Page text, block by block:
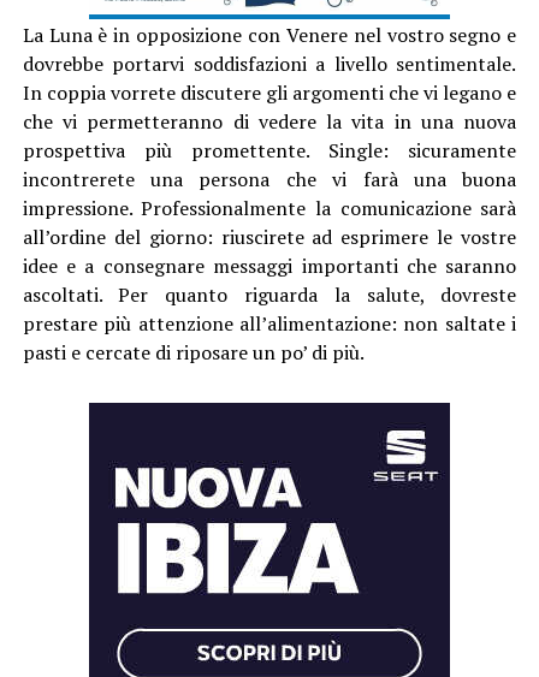
La Luna è in opposizione con Venere nel vostro segno e
dovrebbe portarvi soddisfazioni a livello sentimentale.
In coppia vorrete discutere gli argomenti che vi legano e
che vi permetteranno di vedere la vita in una nuova
prospettiva più promettente. Single: sicuramente
incontrerete una persona che vi farà una buona
impressione. Professionalmente la comunicazione sarà
all’ordine del giorno: riuscirete ad esprimere le vostre
idee e a consegnare messaggi importanti che saranno
ascoltati. Per quanto riguarda la salute, dovreste
prestare più attenzione all’alimentazione: non saltate i
pasti e cercate di riposare un po’ di più.